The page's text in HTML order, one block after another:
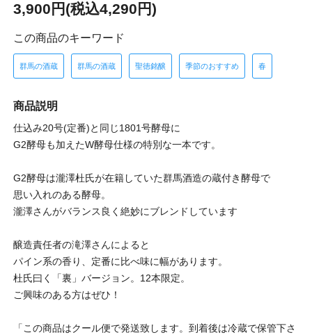
3,900円(税込4,290円)
この商品のキーワード
群馬の酒蔵 群馬の酒蔵 聖徳銘醸 季節のおすすめ 春
商品説明
仕込み20号(定番)と同じ1801号酵母に
G2酵母も加えたW酵母仕様の特別な一本です。
G2酵母は瀧澤杜氏が在籍していた群馬酒造の蔵付き酵母で
思い入れのある酵母。
瀧澤さんがバランス良く絶妙にブレンドしています
醸造責任者の滝澤さんによると
パイン系の香り、定番に比べ味に幅があります。
杜氏曰く「裏」バージョン。12本限定。
ご興味のある方はぜひ！
「この商品はクール便で発送致します。到着後は冷蔵で保管下さ